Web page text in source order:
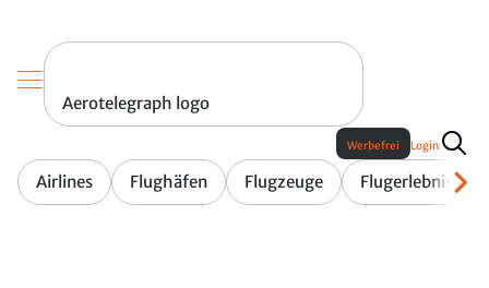
Aerotelegraph logo
Airlines Flughäfen Flugzeuge Flugerlebnis
Werbefrei Login